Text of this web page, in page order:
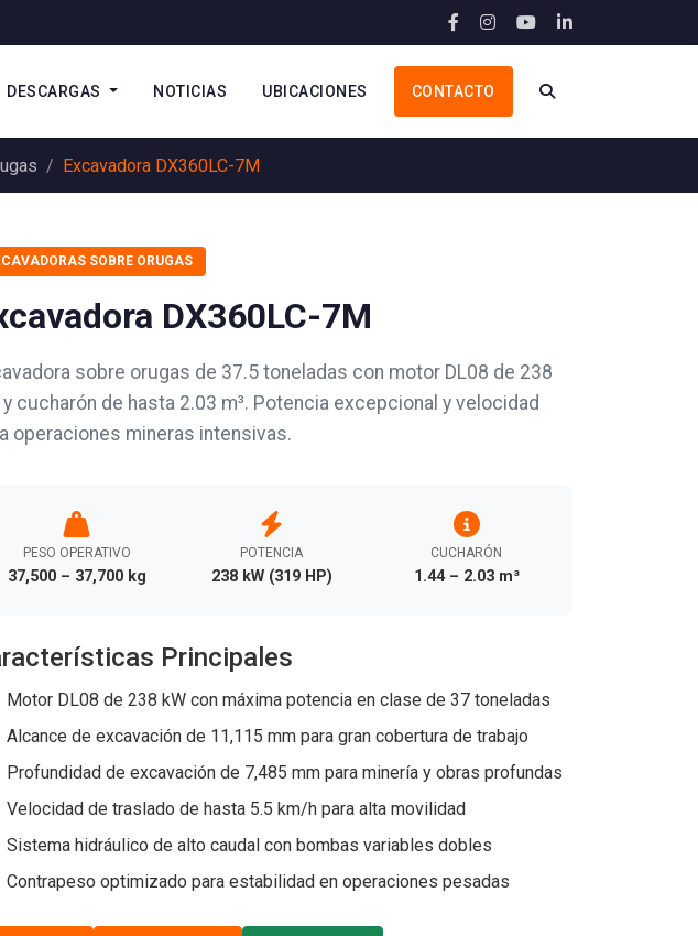
DESCARGAS NOTICIAS UBICACIONES CONTACTO
Excavadora DX360LC-7M
SOBRE ORUGAS
DX360LC-7M
sobre orugas de 37.5 toneladas con motor DL08 de 238
y cucharón de hasta 2.03 m³. Potencia excepcional y velocidad
operaciones mineras intensivas.
PESO OPERATIVO
37,500 – 37,700 kg
POTENCIA
238 kW (319 HP)
CUCHARÓN
1.44 – 2.03 m³
Principales
Motor DL08 de 238 kW con máxima potencia en clase de 37 toneladas
Alcance de excavación de 11,115 mm para gran cobertura de trabajo
Profundidad de excavación de 7,485 mm para minería y obras profundas
Velocidad de traslado de hasta 5.5 km/h para alta movilidad
Sistema hidráulico de alto caudal con bombas variables dobles
Contrapeso optimizado para estabilidad en operaciones pesadas